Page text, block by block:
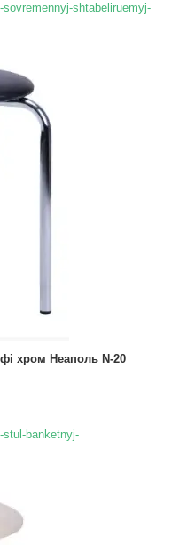
shtabeliruemyj-
хром Неаполь N-20
stul-banketnyj-